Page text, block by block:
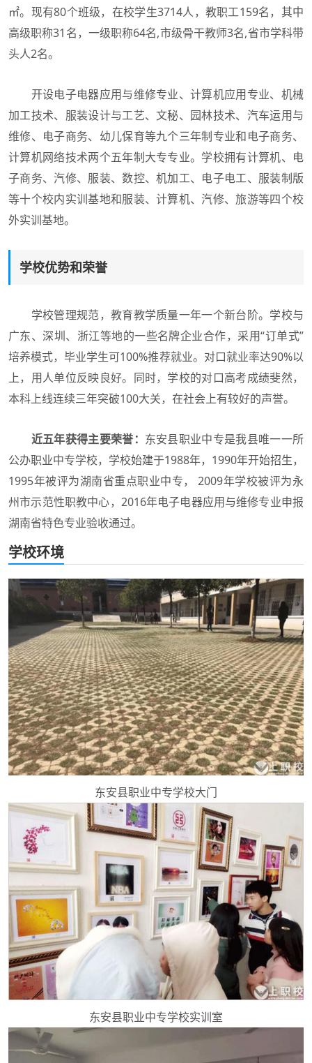
㎡。现有80个班级，在校学生3714人，教职工159名，其中
高级职称31名，一级职称64名,市级骨干教师3名,省市学科带
头人2名。
开设电子电器应用与维修专业、计算机应用专业、机械
加工技术、服装设计与工艺、文秘、园林技术、汽车运用与
维修、电子商务、幼儿保育等九个三年制专业和电子商务、
计算机网络技术两个五年制大专专业。学校拥有计算机、电
子商务、汽修、服装、数控、机加工、电子电工、服装制版
等十个校内实训基地和服装、计算机、汽修、旅游等四个校
外实训基地。
学校优势和荣誉
学校管理规范，教育教学质量一年一个新台阶。学校与
广东、深圳、浙江等地的一些名牌企业合作，采用“订单式”
培养模式，毕业学生可100%推荐就业。对口就业率达90%以
上，用人单位反映良好。同时，学校的对口高考成绩斐然，
本科上线连续三年突破100大关，在社会上有较好的声誉。
近五年获得主要荣誉： 东安县职业中专是我县唯一一所
公办职业中专学校，学校始建于1988年，1990年开始招生，
1995年被评为湖南省重点职业中专， 2009年学校被评为永
州市示范性职教中心，2016年电子电器应用与维修专业申报
湖南省特色专业验收通过。
学校环境
东安县职业中专学校大门
东安县职业中专学校实训室